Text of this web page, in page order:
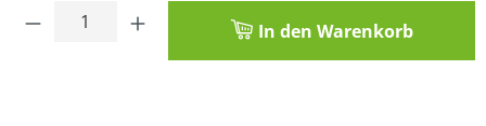
Produkt Anzahl: Gib den gewünschten
In den Warenkorb